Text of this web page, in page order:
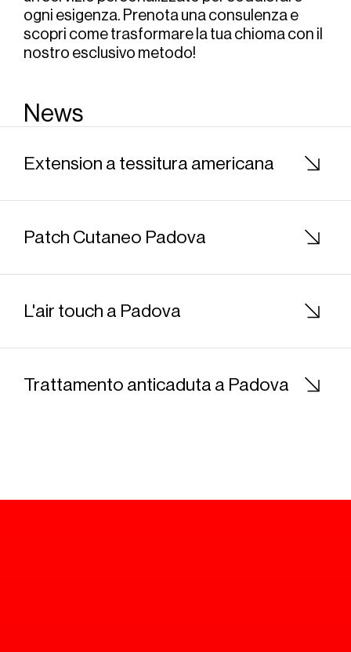
ogni esigenza. Prenota una consulenza e
scopri come trasformare la tua chioma con il
nostro esclusivo metodo!
News
Extension a tessitura americana
Patch Cutaneo Padova
L'air touch a Padova
Trattamento anticaduta a Padova